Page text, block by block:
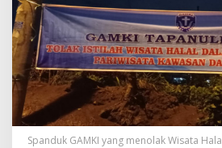
a
n
S
a
n
d
i
a
g
a
Spanduk GAMKI yang menolak Wisata